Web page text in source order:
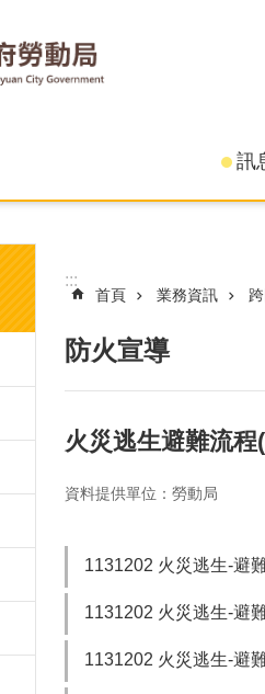
訊
:::
首頁 業務資訊
防火宣導
火災逃生避難流程
資料提供單位：勞動局
1131202 火災逃生-避
1131202 火災逃生-避
1131202 火災逃生-避